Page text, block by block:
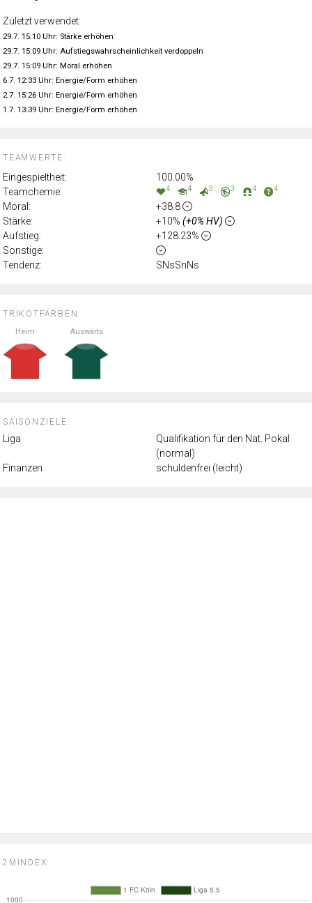
TRIKOTFARBEN:
Heim Auswärts
SAISONZIELE:
Liga
Qualifikation für den Nat. Pokal
(normal)
Finanzen
schuldenfrei (leicht)
2MINDEX:
TEAMWERTE:
Eingespieltheit:
100.00%
Teamchemie:
4 4 3 3 4 4
Moral:
+38.8
Stärke:
+10% (+0% HV)
Aufstieg:
+128.23%
Sonstige:
Tendenz:
SNsSnNs
Zuletzt verwendet:
29.7. 15:10 Uhr: Stärke erhöhen
29.7. 15:09 Uhr: Aufstiegswahrscheinlichkeit verdoppeln
29.7. 15:09 Uhr: Moral erhöhen
6.7. 12:33 Uhr: Energie/Form erhöhen
2.7. 15:26 Uhr: Energie/Form erhöhen
1.7. 13:39 Uhr: Energie/Form erhöhen